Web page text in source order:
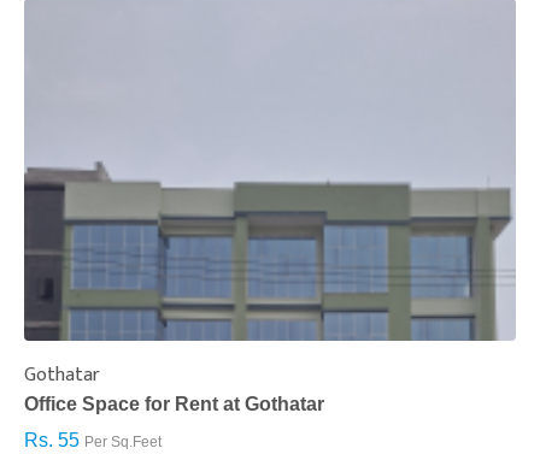
Gothatar
Office Space for Rent at Gothatar
Rs. 55 Per Sq.Feet